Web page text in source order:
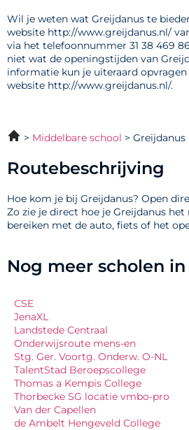
Wil je weten wat Greijdanus te
website http://www.greijdanus.nl/
via het telefoonnummer 31 38 469
niet wat de openingstijden van
informatie kun je uiteraard
website http://www.greijdanus.nl/.
Middelbare school Greijdanus
Routebeschrijving
Hoe kom je bij Greijdanus? Open
Zo zie je direct hoe je Greijdanus
bereiken met de auto, fiets of het
Nog meer scholen
CSE
JenaXL
Landstede Centraal
Onderwijsroute mens-en
Stg. Ger. Voortg. Onderw. O-NL
TalentStad Beroepscollege
Thomas a Kempis College
Thorbecke SG locatie vmbo-pro
Van der Capellen
de Ambelt Hengeveld College